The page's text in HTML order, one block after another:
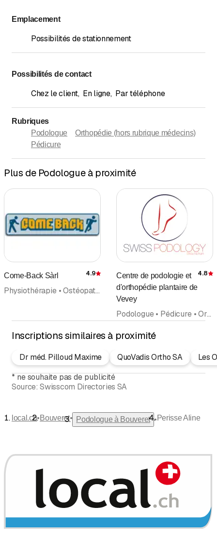
Emplacement
Possibilités de stationnement
Possibilités de contact
Chez le client, En ligne, Par téléphone
Rubriques
Podologue
Orthopédie (hors rubrique médecins)
Pédicure
Plus de Podologue à proximité
Come-Back Sàrl Évaluation
4.9
Physiothérapie • Ostéopathie • Personal Training • Podologue • Massage • Massage de santé et de sport • Centre de cours • Pilates
Centre de podologie et
d'orthopédie plantaire de
Vevey
4.8
Podologue • Pédicure • Orthopédie (hors rubrique médecins)
Inscriptions similaires à proximité
Dr méd. Pilloud Maxime QuoVadis Ortho SA
Les
* ne souhaite pas de publicité
Source: Swisscom Directories SA
local.ch•Bouveret• Podologue à Bouveret •Perisse Aline